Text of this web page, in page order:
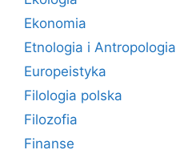
Ekonomia
Etnologia i
Europeistyka
Filologia polska
Filozofia
Finanse